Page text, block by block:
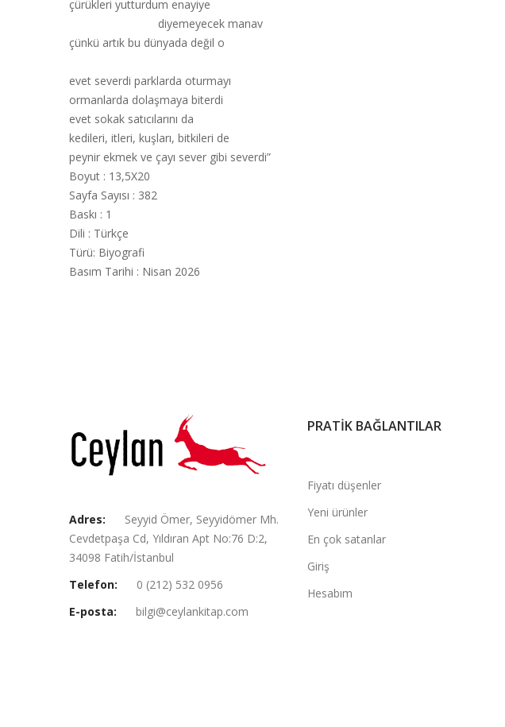
çürükleri yutturdum enayiye
diyemeyecek manav
çünkü artık bu dünyada değil o
evet severdi parklarda oturmayı
ormanlarda dolaşmaya biterdi
evet sokak satıcılarını da
kedileri, itleri, kuşları, bitkileri de
peynir ekmek ve çayı sever gibi severdi”
Boyut : 13,5X20
Sayfa Sayısı : 382
Baskı : 1
Dili : Türkçe
Türü: Biyografi
Basım Tarihi : Nisan 2026
Adres:
Seyyid Ömer, Seyyidömer Mh.
Cevdetpaşa Cd, Yıldıran Apt No:76 D:2,
34098 Fatih/İstanbul
Telefon:
0 (212) 532 0956
E-posta:
bilgi@ceylankitap.com
PRATİK BAĞLANTILAR
Fiyatı düşenler
Yeni ürünler
En çok satanlar
Giriş
Hesabım